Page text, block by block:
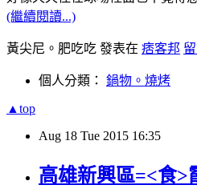
(繼續閱讀...)
黃尖尼。肥吃吃 發表在 痞客邦
個人分類： 鍋物。燒烤
▲top
Aug 18 Tue 2015 16:35
高雄新興區=<食>